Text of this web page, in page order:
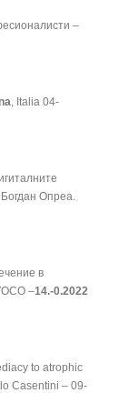
–
, Italia 04-
Опреа.
в
–14.-0.2022
to atrophic
Casentini – 09-